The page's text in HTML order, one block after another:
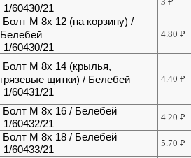
1/60430/21
Болт М 8х 12 (на корзину) /
Белебей
1/60430/21
4.80₽
Болт М 8х 14 (крылья,
грязевые щитки) / Белебей
1/60431/21
4.40₽
Болт М 8х 16 / Белебей
1/60432/21
4.20₽
Болт М 8х 18 / Белебей
1/60433/21
5.70₽